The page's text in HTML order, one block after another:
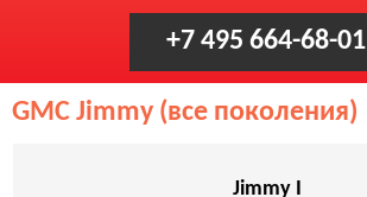
+7 495 664-68-01
GMC Jimmy (все поколения)
Jimmy I